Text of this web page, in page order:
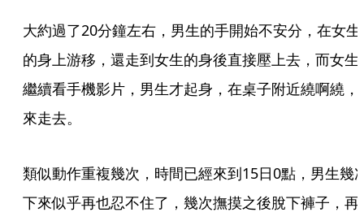
大約過了20分鐘左右，男生的手開始不安分，在女生
的身上游移，還走到女生的身後直接壓上去，而女生
繼續看手機影片，男生才起身，在桌子附近繞啊繞，
來走去。
類似動作重複幾次，時間已經來到15日0點，男生幾
下來似乎再也忍不住了，幾次撫摸之後脫下褲子，再